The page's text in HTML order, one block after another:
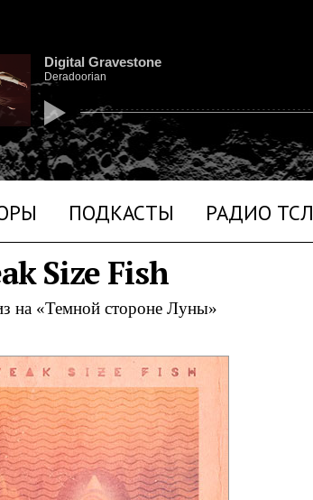
ПОДКАСТЫ РАДИО ТСЛ
Digital Gravestone
Deradoorian
Size Fish
на «Темной стороне Луны»